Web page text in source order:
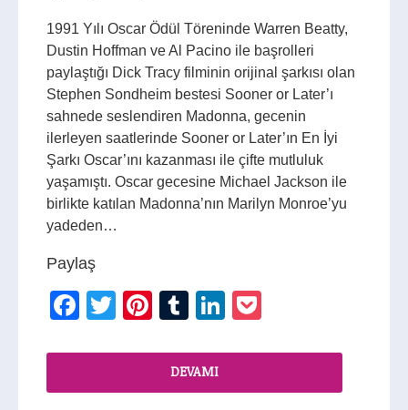
1991 Yılı Oscar Ödül Töreninde Warren Beatty,
Dustin Hoffman ve Al Pacino ile başrolleri
paylaştığı Dick Tracy filminin orijinal şarkısı olan
Stephen Sondheim bestesi Sooner or Later’ı
sahnede seslendiren Madonna, gecenin
ilerleyen saatlerinde Sooner or Later’ın En İyi
Şarkı Oscar’ını kazanması ile çifte mutluluk
yaşamıştı. Oscar gecesine Michael Jackson ile
birlikte katılan Madonna’nın Marilyn Monroe’yu
yadeden…
Paylaş
Facebook
TwitterPinterest
TumblrLinkedIn
DEVAMI